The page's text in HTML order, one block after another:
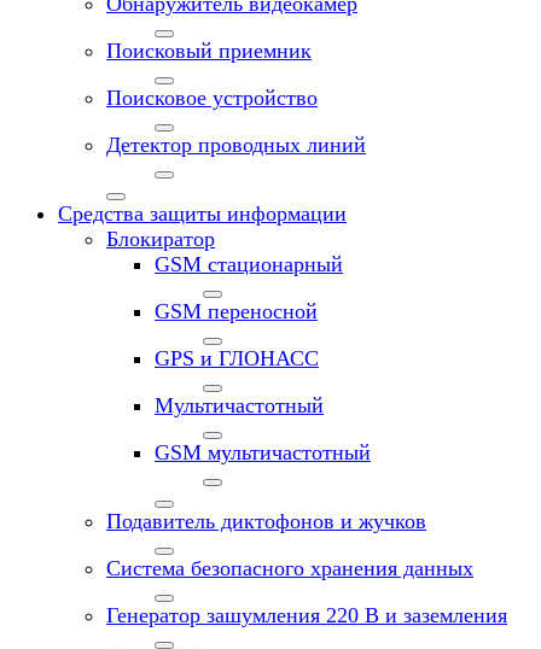
Поисковый приемник
Поисковое устройство
Детектор проводных линий
Средства защиты информации
Блокиратор
GSM стационарный
GSM переносной
GPS и ГЛОНАСС
Мультичастотный
GSM мультичастотный
Подавитель диктофонов и жучков
Система безопасного хранения данных
Генератор зашумления 220 В и заземления